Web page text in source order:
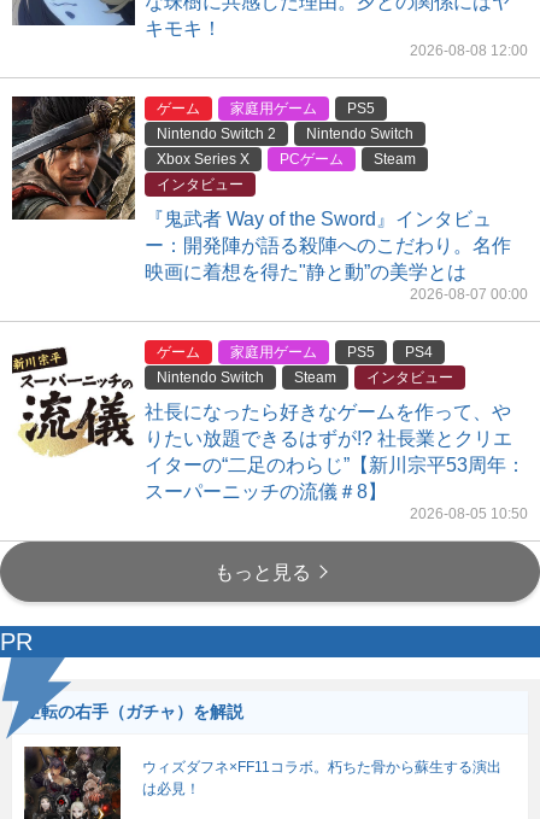
キモキ！
2026-08-08 12:00
ゲーム 家庭用ゲーム
PS5
Nintendo Switch 2
Nintendo Switch
Xbox Series X
PCゲーム
Steam
インタビュー
『鬼武者 Way of the Sword』インタビュ
ー：開発陣が語る殺陣へのこだわり。名作
映画に着想を得た"静と動”の美学とは
2026-08-07 00:00
ゲーム 家庭用ゲーム PS5
PS4
Nintendo Switch
Steam インタビュー
社長になったら好きなゲームを作って、や
りたい放題できるはずが!? 社長業とクリエ
イターの“二足のわらじ”【新川宗平53周年：
スーパーニッチの流儀＃8】
2026-08-05 10:50
もっと見る
PR
逆転の右手（ガチャ）を解説
ウィズダフネ×FF11コラボ。朽ちた骨から蘇生する演出
は必見！